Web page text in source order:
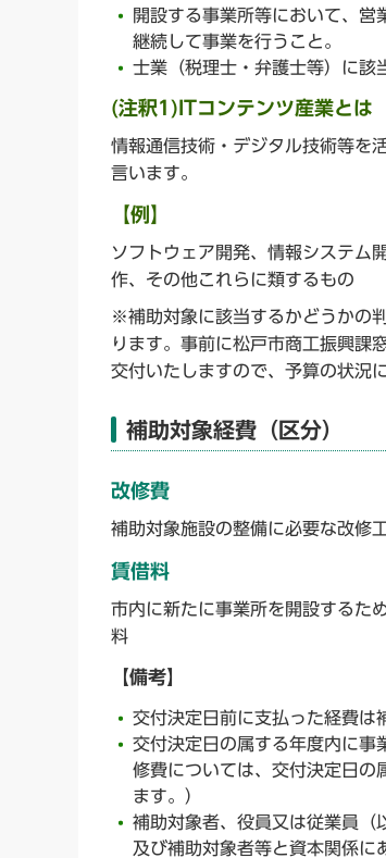
開設する事業所等において、
継続して事業を行うこと。
士業（税理士・弁護士等）に該
(注釈1)ITコンテンツ産業とは
情報通信技術・デジタル技術等を
言います。
【例】
ソフトウェア開発、情報システム
作、その他これらに類するもの
※補助対象に該当するかどうかの
ります。事前に松戸市商工振興課
交付いたしますので、予算の状況
補助対象経費（区分）
改修費
補助対象施設の整備に必要な改修
賃借料
市内に新たに事業所を開設するた
料
【備考】
交付決定日前に支払った経費は
交付決定日の属する年度内に事
修費については、交付決定日の
ます。）
補助対象者、役員又は従業員（
及び補助対象者等と資本関係